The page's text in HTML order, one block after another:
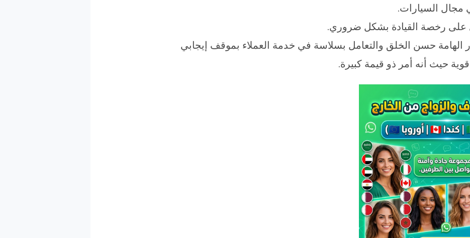
مجال السيارات.
على رخصة القيادة بشكل ضروري.
الهامة حسن الخلق والتعامل بسلاسة في خدمة العملاء بموقف إيجابي
حيث أنه أمر ذو قيمة كبيرة.